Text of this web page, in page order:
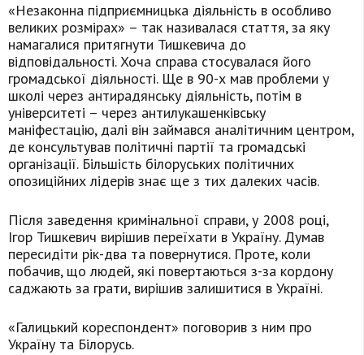
«Незаконна підприємницька діяльність в особливо
великих розмірах» – так називалася стаття, за яку
намагалися притягнути Тишкевича до
відповідальності. Хоча справа стосувалася його
громадської діяльності. Ще в 90-х мав проблеми у
школі через антирадянську діяльність, потім в
університеті – через антилукашенківську
маніфестацію, далі він займався аналітичним центром,
де консультував політичні партії та громадські
організації. Більшість білоруських політичних
опозиційних лідерів знає ще з тих далеких часів.
Після заведення кримінальної справи, у 2008 році,
Ігор Тишкевич вирішив переїхати в Україну. Думав
пересидіти рік-два та повернутися. Проте, коли
побачив, що людей, які повертаються з-за кордону
саджають за грати, вирішив залишитися в Україні.
«Галицький кореспондент» поговорив з ним про
Україну та Білорусь.